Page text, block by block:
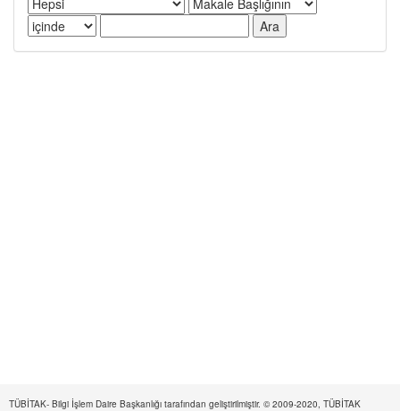
TÜBİTAK- Bilgi İşlem Daire Başkanlığı tarafından geliştirilmiştir. © 2009-2020, TÜBİTAK